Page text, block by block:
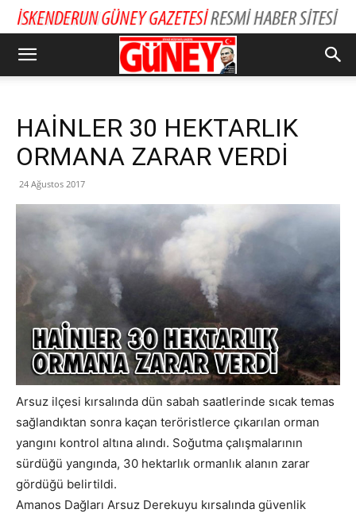
HAİNLER 30 HEKTARLIK
ORMANA ZARAR VERDİ
24 Ağustos 2017
Arsuz ilçesi kırsalında dün sabah saatlerinde sıcak temas
sağlandıktan sonra kaçan teröristlerce çıkarılan orman
yangını kontrol altına alındı. Soğutma çalışmalarının
sürdüğü yangında, 30 hektarlık ormanlık alanın zarar
gördüğü belirtildi.
Amanos Dağları Arsuz Derekuyu kırsalında güvenlik